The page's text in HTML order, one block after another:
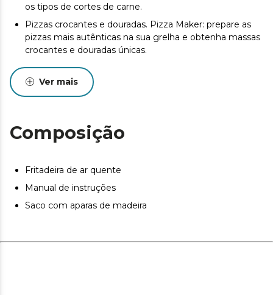
os tipos de cortes de carne.
Pizzas crocantes e douradas. Pizza Maker: prepare as
pizzas mais autênticas na sua grelha e obtenha massas
crocantes e douradas únicas.
Prepare receitas deliciosas. Capacidade de 4,5 L para
cozinhar tudo, desde pratos individuais a receitas para
permite-lhe cozinhar todo o tipo de receitas com pouco
ou nenhum óleo, rapidamente e sem sacrificar o sabor.
visualização permite-lhe controlar cada preparação sem
ideal para cada momento e esqueça as preocupações, a
Ver mais
Composição
Fritadeira de ar quente
Manual de instruções
Saco com aparas de madeira